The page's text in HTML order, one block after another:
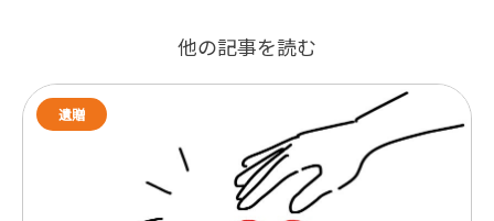
他の記事を読む
遺贈